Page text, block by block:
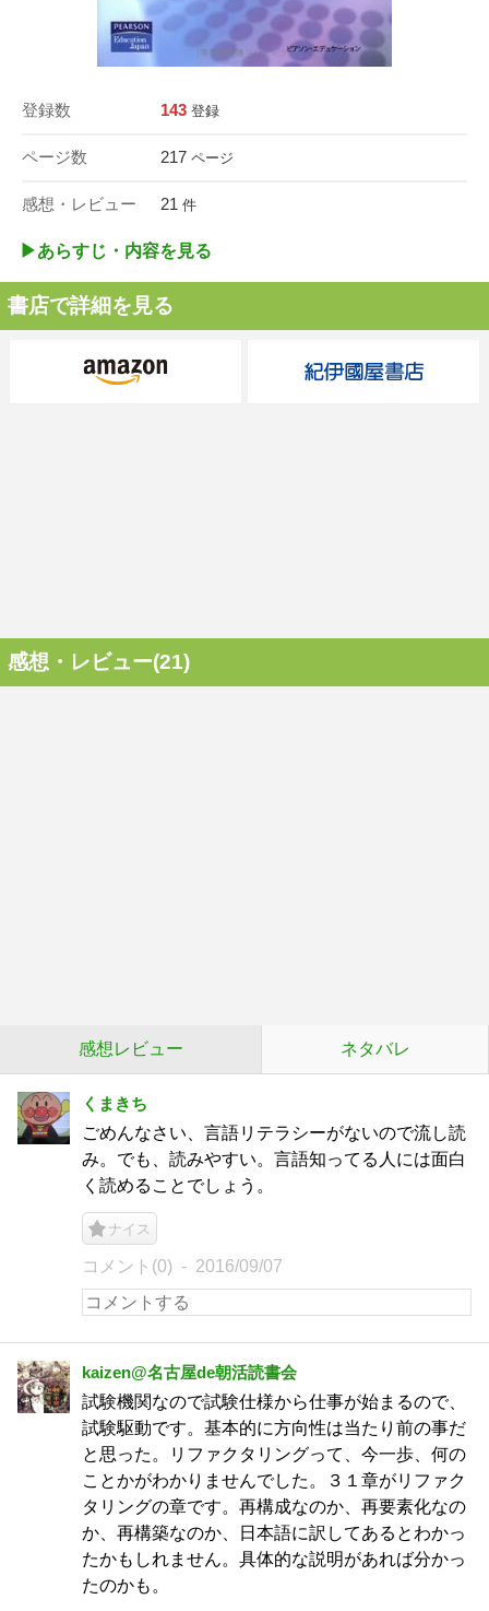
登録数 143 登録
ページ数 217 ページ
感想・レビュー 21 件
▶︎あらすじ・内容を見る
書店で詳細を見る
感想・レビュー(21)
感想レビュー ネタバレ
くまきち
ごめんなさい、言語リテラシーがないので流し読
み。でも、読みやすい。言語知ってる人には面白
く読めることでしょう。
ナイス
コメント(0) 2016/09/07
kaizen@名古屋de朝活読書会
試験機関なので試験仕様から仕事が始まるので、
試験駆動です。基本的に方向性は当たり前の事だ
と思った。リファクタリングって、今一歩、何の
ことかがわかりませんでした。３１章がリファク
タリングの章です。再構成なのか、再要素化なの
か、再構築なのか、日本語に訳してあるとわかっ
たかもしれません。具体的な説明があれば分かっ
たのかも。